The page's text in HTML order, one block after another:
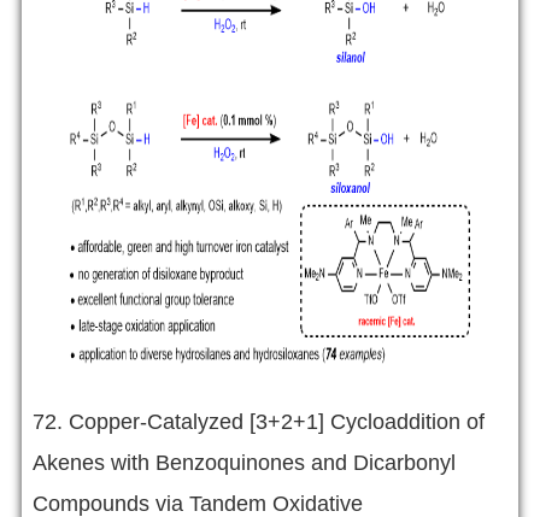
72. Copper-Catalyzed [3+2+1] Cycloaddition of
Akenes with Benzoquinones and Dicarbonyl
Compounds via Tandem Oxidative